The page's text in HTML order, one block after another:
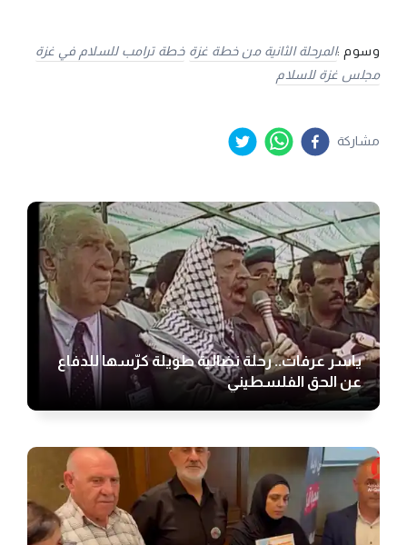
وسوم :المرحلة الثانية من خطة غزة خطة ترامب للسلام في غزة
مجلس غزة للسلام
مشاركة
ياسر عرفات.. رحلة نضالية طويلة كرّسها للدفاع
عن الحق الفلسطيني